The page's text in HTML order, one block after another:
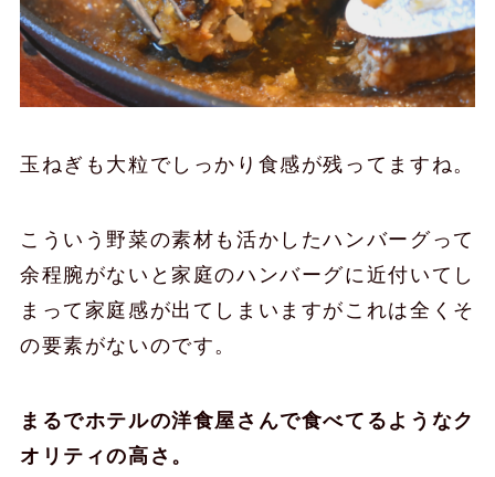
玉ねぎも大粒でしっかり食感が残ってますね。
こういう野菜の素材も活かしたハンバーグって
余程腕がないと家庭のハンバーグに近付いてし
まって家庭感が出てしまいますがこれは全くそ
の要素がないのです。
まるでホテルの洋食屋さんで食べてるようなク
オリティの高さ。